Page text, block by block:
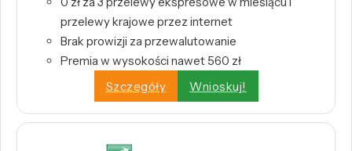
przelewy krajowe przez internet
Brak prowizji za przewalutowanie
Premia w wysokości nawet 560 zł
Szczegóły
Wnioskuj!